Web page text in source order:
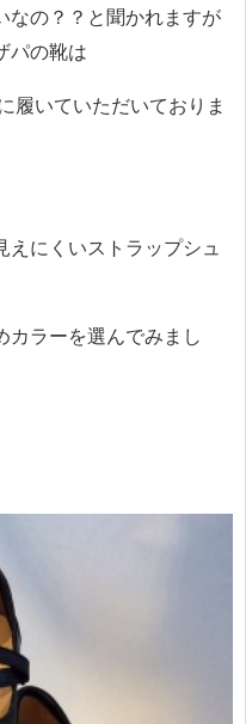
なの？？と聞かれますが
パの靴は
履いていただいておりま
にくいストラップシュ
カラーを選んでみまし